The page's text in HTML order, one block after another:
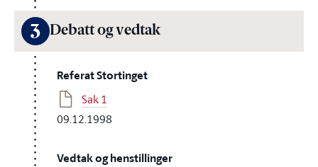
3 Debatt og vedtak
Referat Stortinget
Sak 1
09.12.1998
Vedtak og henstillinger